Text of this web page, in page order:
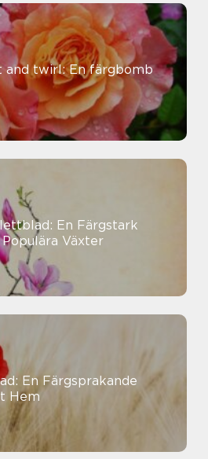
and twirl: En färgbomb
En Färgstark
Växter
En Färgsprakande
Hem